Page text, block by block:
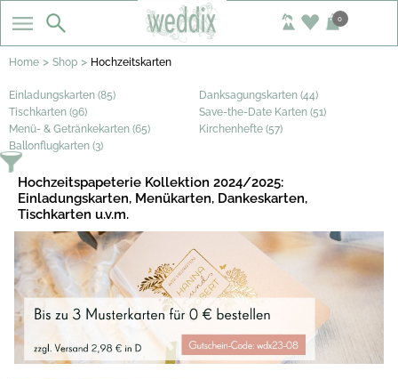
0
Home > Shop > Hochzeitskarten
Einladungskarten (85)
Danksagungskarten (44)
Tischkarten (96)
Save-the-Date Karten (51)
Menü- & Getränkekarten (65)
Kirchenhefte (57)
Ballonflugkarten (3)
Hochzeitspapeterie Kollektion 2024/2025:
Einladungskarten, Menükarten, Dankeskarten,
Tischkarten u.v.m.